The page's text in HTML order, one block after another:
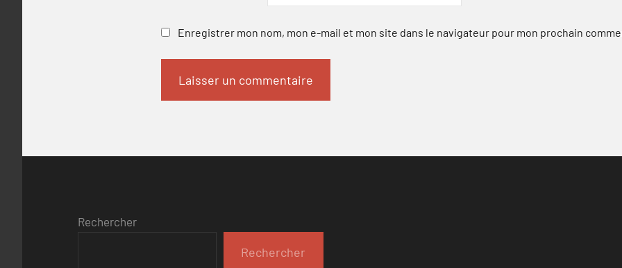
Enregistrer mon nom, mon e-mail et mon site dans le navigateur pour mon prochain
Rechercher
Rechercher